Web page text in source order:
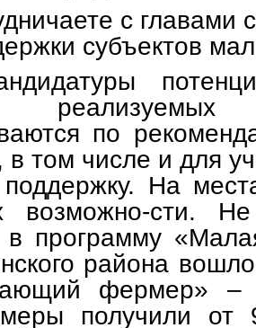
с главами
субъектов
по
в том числе и для
поддержку. На
возможно-сти.
в программу
района
фермер» –
получили от